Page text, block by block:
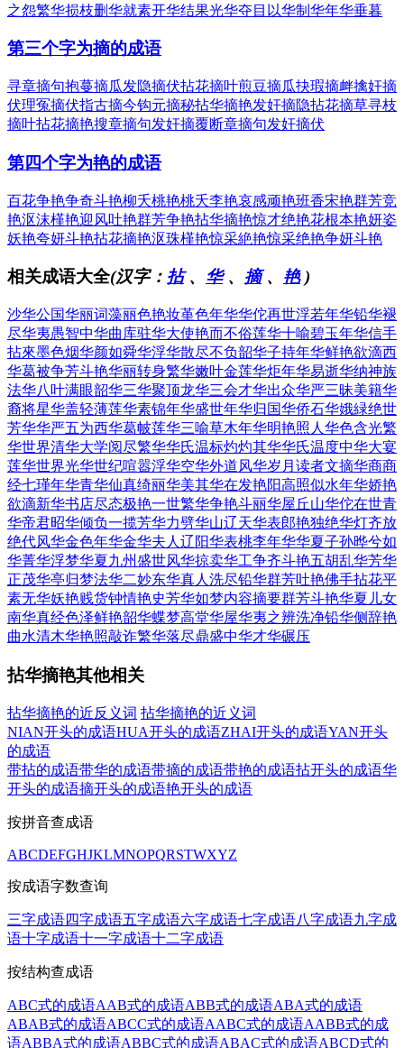
之怨繁华损枝删华就素开华结果光华夺目 以华制华年华垂暮
第三个字为摘的成语
寻章摘句抱蔓摘瓜发隐摘伏拈花摘叶煎豆摘瓜抉瑕摘衅擒奸摘
伏理冤摘伏指古摘今钩元摘秘拈华摘艳发奸摘隐拈花摘草寻枝
摘叶拈花摘艳搜章摘句发奸摘覆断章摘句发奸摘伏
第四个字为艳的成语
百花争艳争奇斗艳柳夭桃艳桃夭李艳哀感顽艳班香宋艳群芳竞
艳沤沫槿艳迎风吐艳群芳争艳拈华摘艳惊才绝艳花根本艳妍姿
妖艳夸妍斗艳拈花摘艳沤珠槿艳惊采絶艳惊采绝艳争妍斗艳
相关成语大全(汉字： 拈、 华、 摘、 艳)
沙华公国华丽词藻丽色艳妆堇色年华华佗再世浮若年华铅华褪
尽华夷愚智中华曲库驻华大使艳而不俗莲华十喻碧玉年华信手
拈來墨色烟华颜如舜华浮华散尽不负韶华子持年华鲜艳欲滴西
华葛被争芳斗艳华丽转身繁华嫩叶金莲华炬年华易逝华纳神族
法华八叶满眼韶华三华聚顶龙华三会才华出众华严三昧美籍华
裔将星华盖轻薄莲华素锦年华盛世年华归国华侨石华娥緑绝世
芳华华严五为西华葛帔莲华三喻草木年华明艳照人 华色含光繁
华世界清华大学阅尽繁华华氏温标灼灼其华华氏温度中华大宴
莲华世界光华世纪喧嚣浮华空华外道风华岁月 读者文摘华商商
经七瑾年华青华仙真绮丽华美其华在发艳阳高照似水年华娇艳
欲滴新华书店尽态极艳一世繁华争艳斗丽华屋丘山华佗在世青
华帝君昭华倾负一揽芳华力劈华山辽天华表郎艳独绝华灯齐放
绝代风华金色年华金华夫人 辽阳华表桃李年华华夏子孙晔兮如
华菁华浮梦华夏九州 盛世风华掠卖华工争齐斗艳五胡乱华芳华
正茂华亭归梦法华二妙东华真人 洗尽铅华群芳吐艳佛手拈花平
素无华妖艳贱货钟情艳史芳华如梦内容摘要群芳斗艳华夏儿女
南华真经色泽鲜艳韶华蝶梦高堂华屋华夷之辨洗净铅华侧辞艳
曲水清木华艳照敲诈繁华落尽鼎盛中华才华碾压
拈华摘艳其他相关
拈华摘艳的近反义词 拈华摘艳的近义词
NIAN开头的成语HUA开头的成语ZHAI开头的成语YAN开头
的成语
带拈的成语带华的成语带摘的成语带艳的成语拈开头的成语华
开头的成语摘开头的成语艳开头的成语
按拼音查成语
ABCDEFGHJKLMNOPQRSTWXYZ
按成语字数查询
三字成语四字成语五字成语六字成语七字成语八字成语九字成
语十字成语十一字成语十二字成语
按结构查成语
ABC式的成语AAB式的成语ABB式的成语ABA式的成语
ABAB式的成语ABCC式的成语AABC式的成语AABB式的成
语ABBA式的成语ABBC式的成语ABAC式的成语ABCD式的